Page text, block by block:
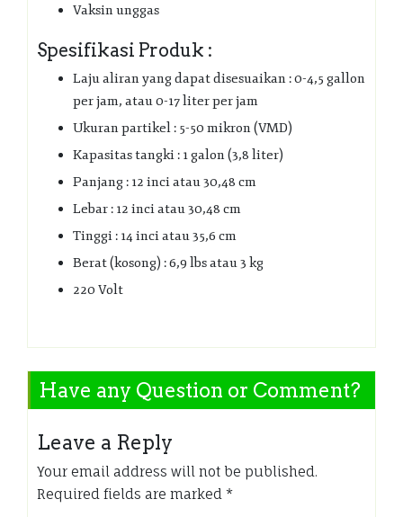
Vaksin unggas
Spesifikasi Produk :
Laju aliran yang dapat disesuaikan : 0-4,5 gallon
per jam, atau 0-17 liter per jam
Ukuran partikel : 5-50 mikron (VMD)
Kapasitas tangki : 1 galon (3,8 liter)
Panjang : 12 inci atau 30,48 cm
Lebar : 12 inci atau 30,48 cm
Tinggi : 14 inci atau 35,6 cm
Berat (kosong) : 6,9 lbs atau 3 kg
220 Volt
Have any Question or Comment?
Leave a Reply
Your email address will not be published.
Required fields are marked *